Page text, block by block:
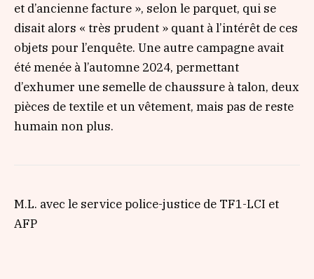
et d’ancienne facture », selon le parquet, qui se
disait alors « très prudent » quant à l’intérêt de ces
objets pour l’enquête. Une autre campagne avait
été menée à l’automne 2024, permettant
d’exhumer une semelle de chaussure à talon, deux
pièces de textile et un vêtement, mais pas de reste
humain non plus.
M.L. avec le service police-justice de TF1-LCI et
AFP